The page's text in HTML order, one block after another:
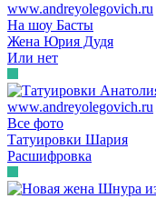
На шоу Басты
Жена Юрия Дудя
Или нет
Все фото
Татуировки Шария
Расшифровка